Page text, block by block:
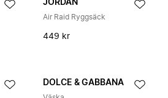
JORDAN
Air Raid Ryggsäck
449 kr
DOLCE & GABBANA